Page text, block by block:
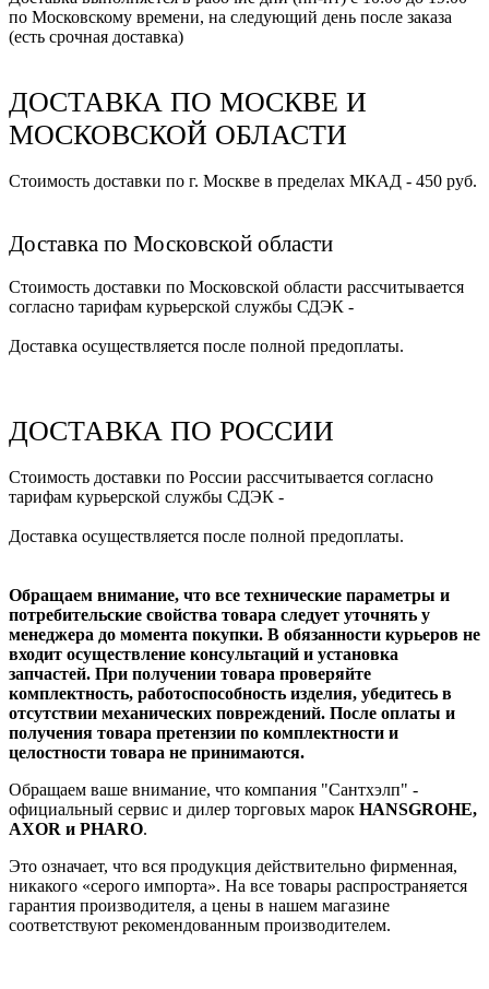
по Московскому времени, на следующий день после заказа
(есть срочная доставка)
ДОСТАВКА ПО МОСКВЕ И
МОСКОВСКОЙ ОБЛАСТИ
Стоимость доставки по г. Москве в пределах МКАД - 450 руб.
Доставка по Московской области
Стоимость доставки по Московской области рассчитывается
согласно тарифам курьерской службы СДЭК -
Доставка осуществляется после полной предоплаты.
ДОСТАВКА ПО РОССИИ
Стоимость доставки по России рассчитывается согласно
тарифам курьерской службы СДЭК -
Доставка осуществляется после полной предоплаты.
Обращаем внимание, что все технические параметры и
потребительские свойства товара следует уточнять у
менеджера до момента покупки. В обязанности курьеров не
входит осуществление консультаций и установка
запчастей. При получении товара проверяйте
комплектность, работоспособность изделия, убедитесь в
отсутствии механических повреждений. После оплаты и
получения товара претензии по комплектности и
целостности товара не принимаются.
Обращаем ваше внимание, что компания "Сантхэлп" -
официальный сервис и дилер торговых марок HANSGROHE,
AXOR и PHARO.
Это означает, что вся продукция действительно фирменная,
никакого «серого импорта». На все товары распространяется
гарантия производителя, а цены в нашем магазине
соответствуют рекомендованным производителем.